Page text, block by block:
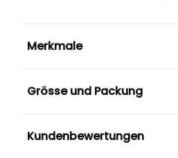
Merkmale
Grösse und Packung
Kundenbewertungen